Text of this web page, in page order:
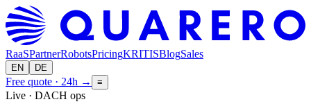
RaaSPartnerRobotsPricingKRITISBlogSales
EN DE
Free quote · 24h → ≡
Live · DACH ops